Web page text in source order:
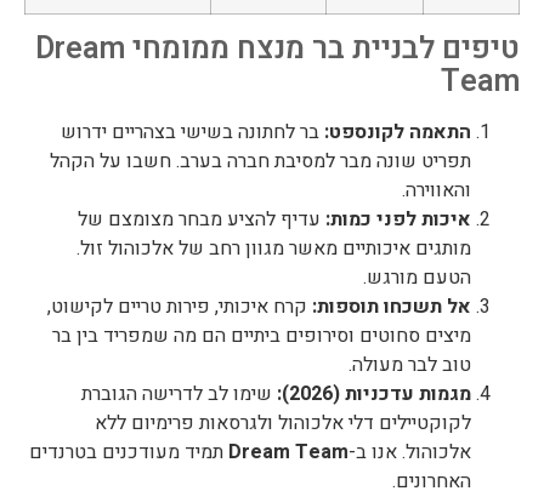
טיפים לבניית בר מנצח ממומחי Dream
Team
התאמה לקונספט: בר לחתונה בשישי בצהריים ידרוש
תפריט שונה מבר למסיבת חברה בערב. חשבו על הקהל
והאווירה.
איכות לפני כמות: עדיף להציע מבחר מצומצם של
מותגים איכותיים מאשר מגוון רחב של אלכוהול זול.
הטעם מורגש.
אל תשכחו תוספות: קרח איכותי, פירות טריים לקישוט,
מיצים סחוטים וסירופים ביתיים הם מה שמפריד בין בר
טוב לבר מעולה.
מגמות עדכניות (2026):
שימו לב לדרישה הגוברת
לקוקטיילים דלי אלכוהול ולגרסאות פרימיום ללא
אלכוהול. אנו ב-Dream Team תמיד מעודכנים בטרנדים
האחרונים.